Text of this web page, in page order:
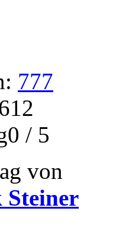
777
/ 5
von
Steiner